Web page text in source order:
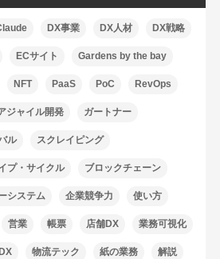
DX事業 DX人材 DX戦略
ECサイト Gardens by the bay
NFT PaaS PoC RevOps
ジャイル開発 ガートナー
ル スクレイピング
プ・サイクル ブロックチェーン
システム 企業競争力 使い方
営業 帳票 店舗DX 業務可視化
物流テック 紙の業務 解説